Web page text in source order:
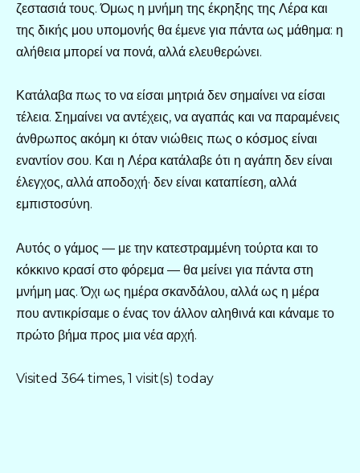
ζεστασιά τους. Όμως η μνήμη της έκρηξης της Λέρα και
της δικής μου υπομονής θα έμενε για πάντα ως μάθημα: η
αλήθεια μπορεί να πονά, αλλά ελευθερώνει.
Κατάλαβα πως το να είσαι μητριά δεν σημαίνει να είσαι
τέλεια. Σημαίνει να αντέχεις, να αγαπάς και να παραμένεις
άνθρωπος ακόμη κι όταν νιώθεις πως ο κόσμος είναι
εναντίον σου. Και η Λέρα κατάλαβε ότι η αγάπη δεν είναι
έλεγχος, αλλά αποδοχή· δεν είναι καταπίεση, αλλά
εμπιστοσύνη.
Αυτός ο γάμος — με την κατεστραμμένη τούρτα και το
κόκκινο κρασί στο φόρεμα — θα μείνει για πάντα στη
μνήμη μας. Όχι ως ημέρα σκανδάλου, αλλά ως η μέρα
που αντικρίσαμε ο ένας τον άλλον αληθινά και κάναμε το
πρώτο βήμα προς μια νέα αρχή.
Visited 364 times, 1 visit(s) today